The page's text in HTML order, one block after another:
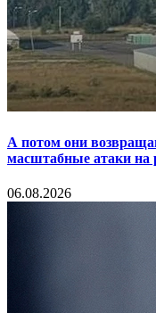
А потом они
масштабные атаки на
06.08.2026